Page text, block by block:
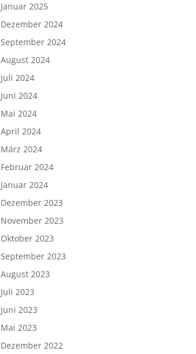
Januar 2025
Dezember 2024
September 2024
August 2024
Juli 2024
Juni 2024
Mai 2024
April 2024
März 2024
Februar 2024
Januar 2024
Dezember 2023
November 2023
Oktober 2023
September 2023
August 2023
Juli 2023
Juni 2023
Mai 2023
Dezember 2022